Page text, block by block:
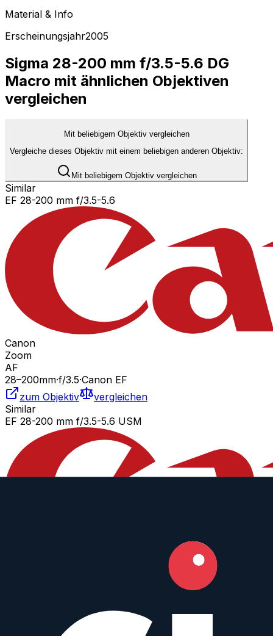
Material & Info
Erscheinungsjahr2005
Sigma 28-200 mm f/3.5-5.6 DG
Macro mit ähnlichen Objektiven
vergleichen
Mit beliebigem Objektiv vergleichen
Vergleiche dieses Objektiv mit einem beliebigen anderen Objektiv:
Mit beliebigem Objektiv vergleichen
Similar
EF 28-200 mm f/3.5-5.6
Canon
Zoom
AF
28–200mm·f/3.5·Canon EF
zum Objektiv
vergleichen
Similar
EF 28-200 mm f/3.5-5.6 USM
vergleichen